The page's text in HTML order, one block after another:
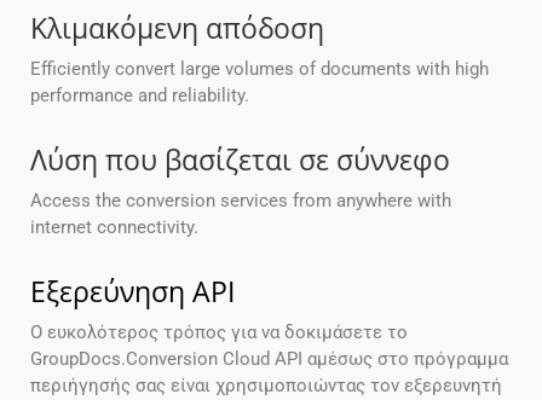
Κλιμακόμενη απόδοση
Efficiently convert large volumes of documents with high
performance and reliability.
Λύση που βασίζεται σε σύννεφο
Access the conversion services from anywhere with
internet connectivity.
Εξερεύνηση API
Ο ευκολότερος τρόπος για να δοκιμάσετε το
GroupDocs.Conversion Cloud API αμέσως στο πρόγραμμα
περιήγησής σας είναι χρησιμοποιώντας τον εξερευνητή